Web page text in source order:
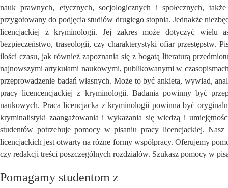
nauk prawnych, etycznych, socjologicznych i społecznych,
przygotowany do podjęcia studiów drugiego stopnia. Jednakże
licencjackiej z kryminologii. Jej zakres może dotyczyć wielu
bezpieczeństwo, traseologii, czy charakterystyki ofiar przestępstw.
ilości czasu, jak również zapoznania się z bogatą literaturą
najnowszymi artykułami naukowymi, publikowanymi w
przeprowadzenie badań własnych. Może to być ankieta, wywiad,
pracy licencencjackiej z kryminologii. Badania powinny być
naukowych. Praca licencjacka z kryminologii powinna być
kryminalistyki zaangażowania i wykazania się wiedzą i
studentów potrzebuje pomocy w pisaniu pracy licencjackiej.
licencjackich jest otwarty na różne formy współpracy. Oferujemy
czy redakcji treści poszczególnych rozdziałów. Szukasz pomocy w
Pomagamy studentom z